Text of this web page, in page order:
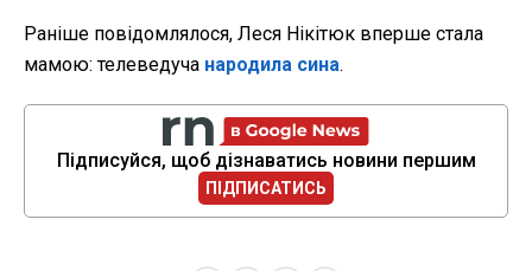
Раніше повідомлялося, Леся Нікітюк вперше стала
мамою: телеведуча народила сина.
Підписуйся, щоб дізнаватись новини першим
ПІДПИСАТИСЬ